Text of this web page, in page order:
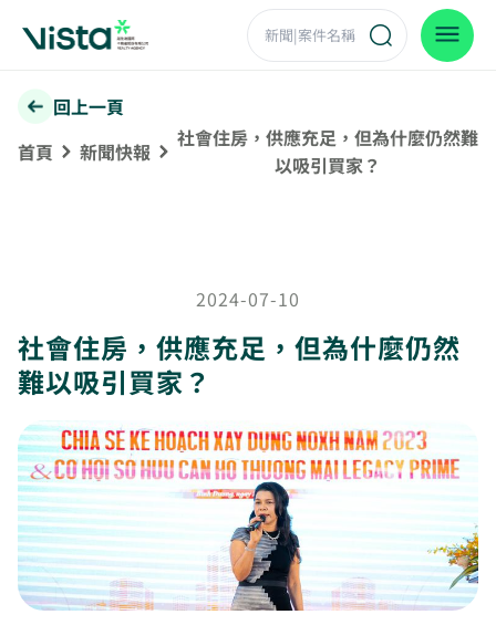
回上一頁
首頁
新聞快報
社會住房，供應充足，但為什麼仍然難
以吸引買家？
2024-07-10
社會住房，供應充足，但為什麼仍然
難以吸引買家？